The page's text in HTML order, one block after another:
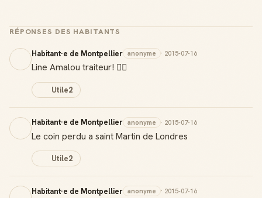
RÉPONSES DES HABITANTS
Habitant·e de Montpellier anonyme · 2015-07-16
Line Amalou traiteur! 👌🏽
Utile2
Habitant·e de Montpellier anonyme · 2015-07-16
Le coin perdu a saint Martin de Londres
Utile2
Habitant·e de Montpellier anonyme · 2015-07-16